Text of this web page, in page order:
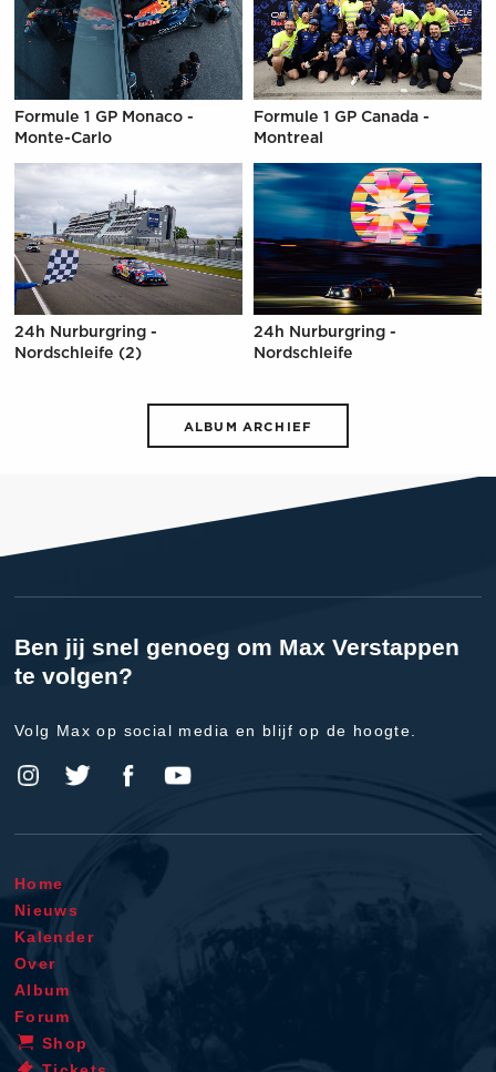
Formule 1 GP Monaco -
Monte-Carlo
Formule 1 GP Canada -
Montreal
24h Nurburgring -
Nordschleife (2)
24h Nurburgring -
Nordschleife
ALBUM ARCHIEF
Ben jij snel genoeg om Max Verstappen
te volgen?
Volg Max op social media en blijf op de hoogte.
Home
Nieuws
Kalender
Over
Album
Forum
Shop